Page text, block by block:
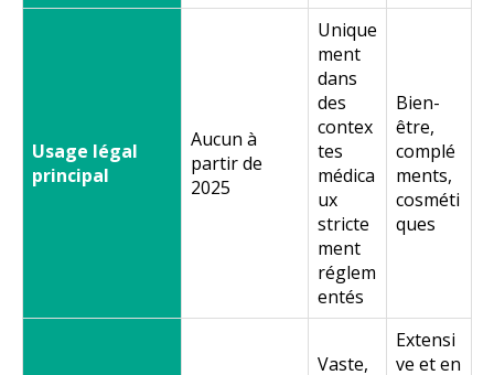
Usage légal
principal
Aucun à
partir de
2025
Unique
ment
dans
des
contex
tes
médica
ux
stricte
ment
réglem
entés
Bien-
être,
complé
ments,
cosméti
ques
Vaste,
Extensi
ve et en